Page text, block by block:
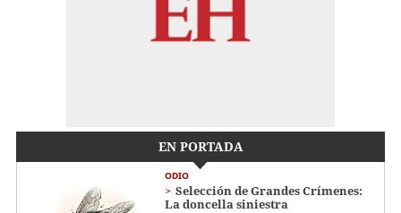
EN PORTADA
ODIO
Selección de Grandes Crímenes:
La doncella siniestra